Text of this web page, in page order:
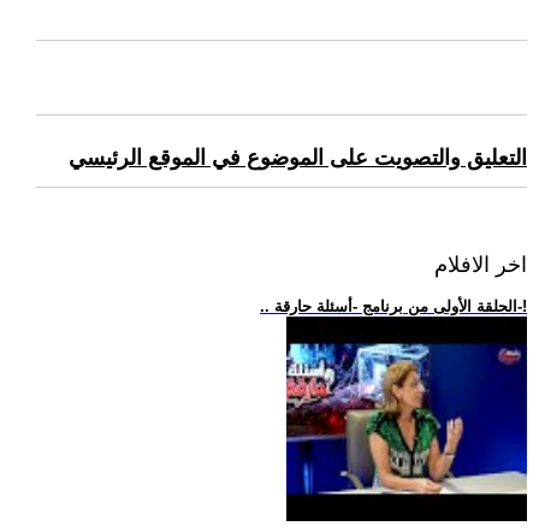
التعليق والتصويت على الموضوع في الموقع الرئيسي
اخر الافلام
.. الحلقة الأولى من برنامج -أسئلة حارقة-!